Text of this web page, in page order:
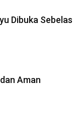
Dibuka Sebelas
Aman